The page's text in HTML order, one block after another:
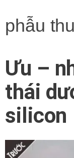
phẫu
Ưu –
thái
silicon